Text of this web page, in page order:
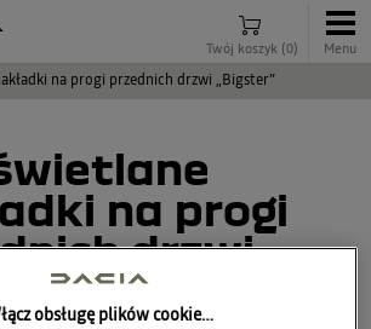
Twój koszyk (0) Menu
na progi przednich drzwi „Bigster”
na progi
drzwi
obsługę plików cookie…